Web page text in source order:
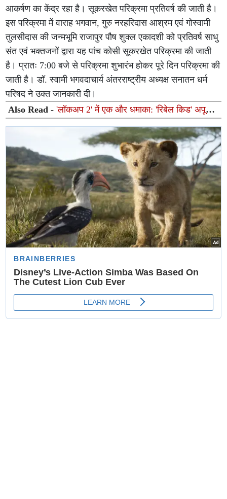
आकर्षण का केंद्र रहा है। सूकरखेत परिक्रमा प्रतिवर्ष की जाती है।
इस परिक्रमा में वाराह भगवान, गुरु नरहरिदास आश्रम एवं गोस्वामी
तुलसीदास की जन्मभूमि राजापुर पौष शुक्ल एकादशी को प्रतिवर्ष साधु
संत एवं भक्तजनों द्वारा यह पांच कोसी सूकरखेत परिक्रमा की जाती
है। प्रातः 7:00 बजे से परिक्रमा शुभारंभ होकर पूरे दिन परिक्रमा की
जाती है। डॉ. स्वामी भगवदाचार्य अंतरराष्ट्रीय अध्यक्ष सनातन धर्म
परिषद ने उक्त जानकारी दी।
Also Read -'लॉकअप 2' में एक और धमाका: 'रिबेल किड' अपूर्वा
मखीजा की वाइल्ड कार्ड एंट्री, फैंस बोले—'अब मचेगा असली गदर!'